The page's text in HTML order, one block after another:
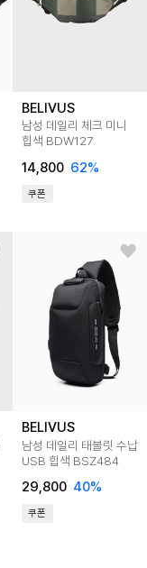
BELIVUS
남성 데일리 체크 미니
힙색 BDW127
14,800 62%
쿠폰
BELIVUS
남성 데일리 태블릿 수납
USB 힙색 BSZ484
29,800 40%
쿠폰